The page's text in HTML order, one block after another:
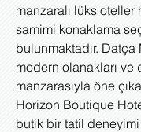
manzaralı lüks
samimi konaklama
bulunmaktadır. Datça
modern olanakları ve
manzarasıyla öne
Horizon Boutique
butik bir tatil